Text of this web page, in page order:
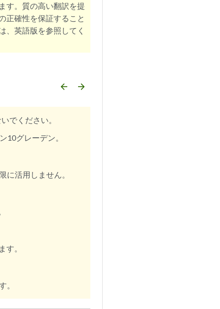
す。質の高い翻訳を提
正確性を保証すること
、英語版を参照してく
arrow_backward arrow_forward
でください。
10グレーデン。
に活用しません。
す。
。